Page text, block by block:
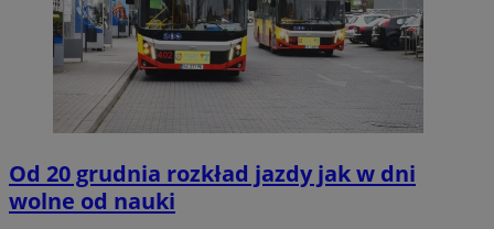
Od 20 grudnia rozkład jazdy jak w dni
wolne od nauki